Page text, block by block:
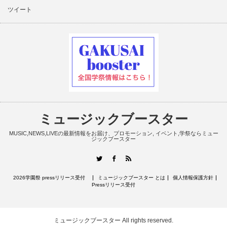
ツイート
ミュージックブースター
MUSIC,NEWS,LIVEの最新情報をお届け、プロモーション, イベント,学祭ならミュー
ジックブースター
TwitterFacebook
2026学園祭 pressリリース受付 ミュージックブースター とは
個人情報保護方針
Pressリリース受付
ミュージックブースター All rights reserved.